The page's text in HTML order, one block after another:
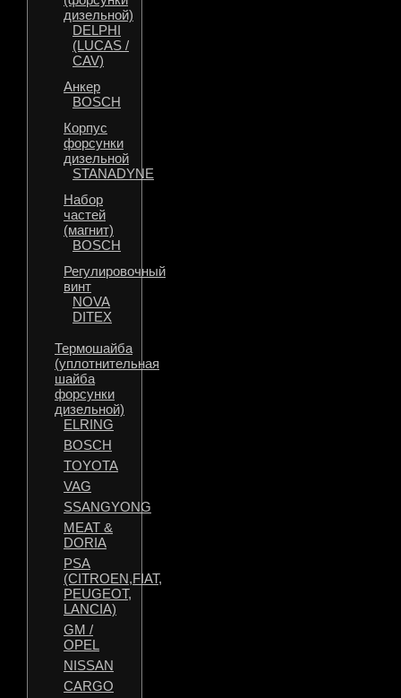
дизельной)
DELPHI
(LUCAS /
CAV)
Анкер
BOSCH
Корпус
форсунки
дизельной
STANADYNE
Набор
частей
(магнит)
BOSCH
Регулировочный
винт
NOVA
DITEX
Термошайба
(уплотнительная
шайба
форсунки
дизельной)
ELRING
BOSCH
TOYOTA
VAG
SSANGYONG
MEAT &
DORIA
PSA
(CITROEN,FIAT,
PEUGEOT,
LANCIA)
GM /
OPEL
NISSAN
CARGO